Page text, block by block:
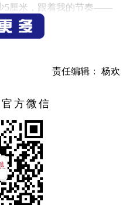
5厘米，跟着我的节奏——
开生面的心肺复苏现场教
任利用人体模型，分步骤
才知道要用多大劲儿。”65
个循环的按压练习，额头
20余位村民参与了模拟互
尝试。一位带着孙子来学
家里老人出事，我也敢救
责任编辑： 杨欢
方微信